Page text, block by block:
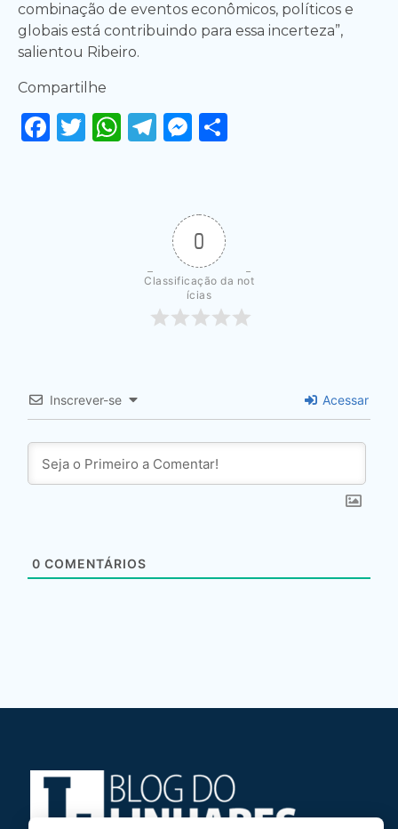
combinação de eventos econômicos, políticos e
globais está contribuindo para essa incerteza”,
salientou Ribeiro.
Compartilhe
Facebook
Twitter
WhatsApp
Telegram
Messenger
0
Classificação da not
ícias
Inscrever-se Acessar
0 COMENTÁRIOS